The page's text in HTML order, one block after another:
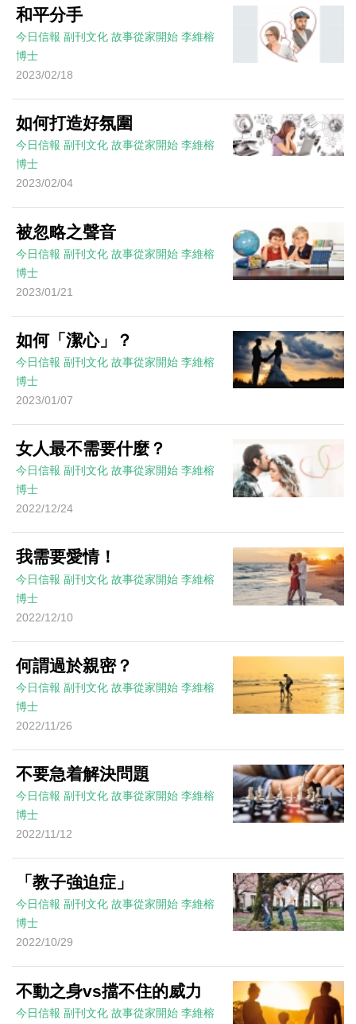
和平分手
今日信報 副刊文化 故事從家開始 李維榕
博士
2023/02/18
如何打造好氛圍
今日信報 副刊文化 故事從家開始 李維榕
博士
2023/02/04
被忽略之聲音
今日信報 副刊文化 故事從家開始 李維榕
博士
2023/01/21
如何「潔心」？
今日信報 副刊文化 故事從家開始 李維榕
博士
2023/01/07
女人最不需要什麼？
今日信報 副刊文化 故事從家開始 李維榕
博士
2022/12/24
我需要愛情！
今日信報 副刊文化 故事從家開始 李維榕
博士
2022/12/10
何謂過於親密？
今日信報 副刊文化 故事從家開始 李維榕
博士
2022/11/26
不要急着解決問題
今日信報 副刊文化 故事從家開始 李維榕
博士
2022/11/12
「教子強迫症」
今日信報 副刊文化 故事從家開始 李維榕
博士
2022/10/29
不動之身vs擋不住的威力
今日信報 副刊文化 故事從家開始 李維榕